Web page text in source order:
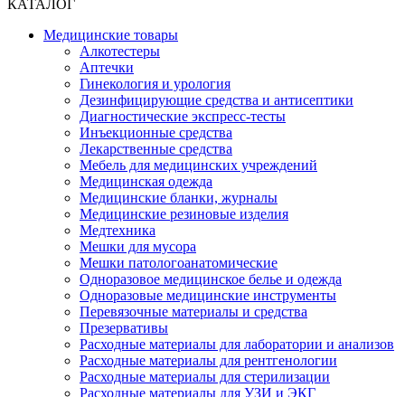
КАТАЛОГ
Медицинские товары
Алкотестеры
Аптечки
Гинекология и урология
Дезинфицирующие средства и антисептики
Диагностические экспресс-тесты
Инъекционные средства
Лекарственные средства
Мебель для медицинских учреждений
Медицинская одежда
Медицинские бланки, журналы
Медицинские резиновые изделия
Медтехника
Мешки для мусора
Мешки патологоанатомические
Одноразовое медицинское белье и одежда
Одноразовые медицинские инструменты
Перевязочные материалы и средства
Презервативы
Расходные материалы для лаборатории и анализов
Расходные материалы для рентгенологии
Расходные материалы для стерилизации
Расходные материалы для УЗИ и ЭКГ